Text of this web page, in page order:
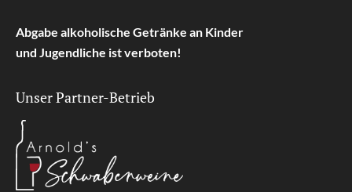
Abgabe alkoholische Getränke an Kinder
und Jugendliche ist verboten!
Unser Partner-Betrieb